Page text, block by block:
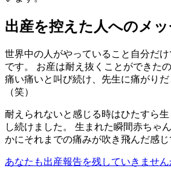
出産を控えた人へのメ
世界中の人がやっていること自分だけ
です。 お産は耐え抜くことができた
痛い痛いと叫び続け、先生に痛がり
（笑）
耐えられないと感じる時はひたすら
し続けました。 生まれた瞬間赤ちゃ
かにそれまでの痛みが吹き飛んだ感じ
あなたも出産報告を残していきません